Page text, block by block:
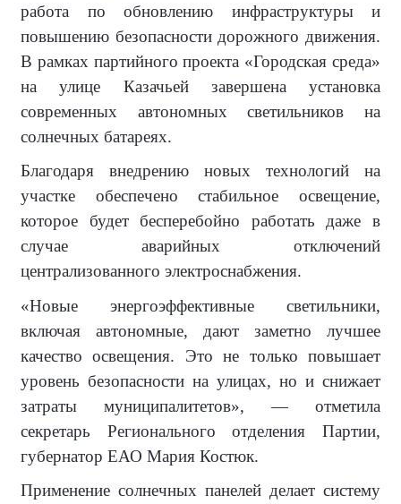
работа по обновлению инфраструктуры и
повышению безопасности дорожного движения.
В рамках партийного проекта «Городская среда»
на улице Казачьей завершена установка
современных автономных светильников на
солнечных батареях.
Благодаря внедрению новых технологий на
участке обеспечено стабильное освещение,
которое будет бесперебойно работать даже в
случае аварийных отключений
централизованного электроснабжения.
«Новые энергоэффективные светильники,
включая автономные, дают заметно лучшее
качество освещения. Это не только повышает
уровень безопасности на улицах, но и снижает
затраты муниципалитетов», — отметила
секретарь Регионального отделения Партии,
губернатор ЕАО Мария Костюк.
Применение солнечных панелей делает систему